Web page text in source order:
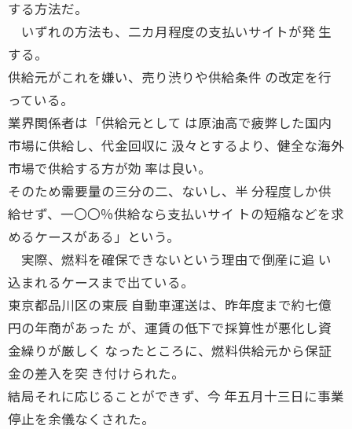
する方法だ。
いずれの方法も、二カ月程度の支払いサイトが発 生
する。
供給元がこれを嫌い、売り渋りや供給条件 の改定を行
っている。
業界関係者は「供給元として は原油高で疲弊した国内
市場に供給し、代金回収に 汲々とするより、健全な海外
市場で供給する方が効 率は良い。
そのため需要量の三分の二、ないし、半 分程度しか供
給せず、一〇〇％供給なら支払いサイ トの短縮などを求
めるケースがある」という。
実際、燃料を確保できないという理由で倒産に追 い
込まれるケースまで出ている。
東京都品川区の東辰 自動車運送は、昨年度まで約七億
円の年商があった が、運賃の低下で採算性が悪化し資
金繰りが厳しく なったところに、燃料供給元から保証
金の差入を突 き付けられた。
結局それに応じることができず、今 年五月十三日に事業
停止を余儀なくされた。